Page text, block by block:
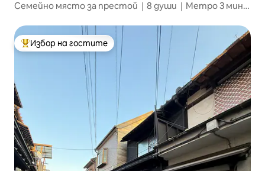
Семейно място за престой｜8 души｜Метро 3 мин
Най-популярен избор на гостите
Избор на гостите